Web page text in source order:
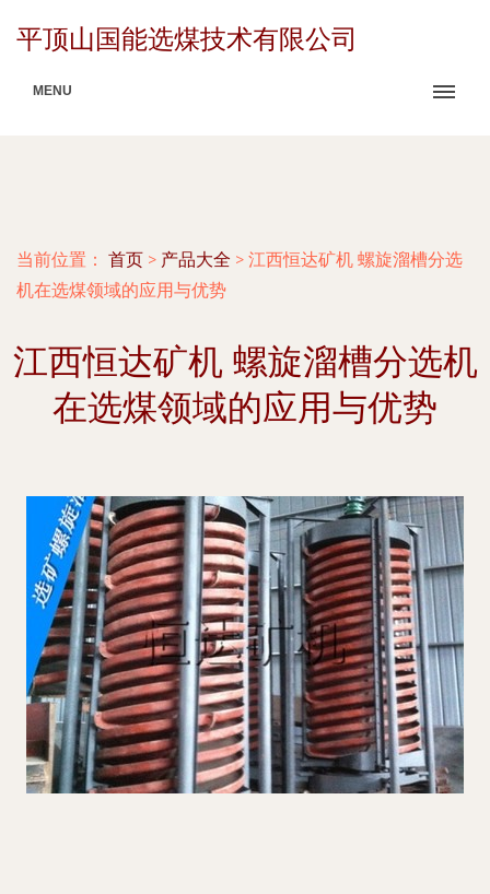
平顶山国能选煤技术有限公司
MENU
当前位置： 首页 > 产品大全 > 江西恒达矿机 螺旋溜槽分选
机在选煤领域的应用与优势
江西恒达矿机 螺旋溜槽分选机
在选煤领域的应用与优势